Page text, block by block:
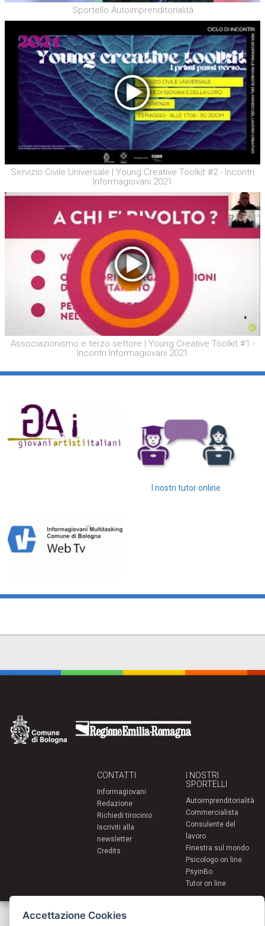
Sportello Autoimprenditorialità
Servizio Civile Universale | Young Creative Toolkit #2 - Incontri
Informagiovani 2021
Associazionismo e terzo settore | Young Creative Toolkit #1 -
Incontri Informagiovani 2021
I nostri tutor online
CONTATTI
Informagiovani
Redazione
Richiedi tirocinio
Iscriviti alla
newsletter
Credits
I NOSTRI
SPORTELLI
Autoimprenditorialità
Commercialista
Consulente del
lavoro
Finestra sul mondo
Psicologo on line
PsyinBo
Tutor on line
Servizi per i giovani - Scambi e soggiorni all'estero
Comune di Bologna | Piazza Maggiore 6 - 40124 Bologna
Accettazione Cookies